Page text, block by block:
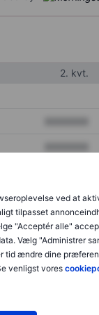
ved at
tilpasset
"Acceptér alle"
Vælg "Administrer
tid ændre dine
venligst vores
2. kvt.
XXXXXXX